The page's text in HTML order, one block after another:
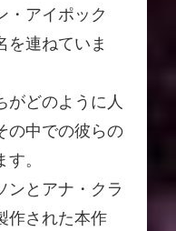
・アイポック
を連ねていま
がどのように人
の中での彼らの
。
ンとアナ・クラ
作された本作